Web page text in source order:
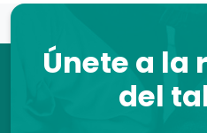
Únete a la
del